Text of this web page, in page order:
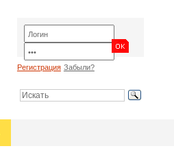
Регистрация Забыли?